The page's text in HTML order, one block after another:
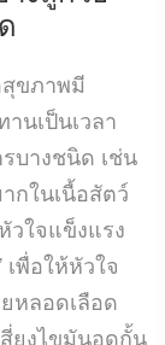
ขภาพมี
นเป็นเวลา
บางชนิด เช่น
กในเนื้อสัตว์
ใจแข็งแรง
เพื่อให้หัวใจ
หลอดเลือด
ยงไขมันอุดกั้น